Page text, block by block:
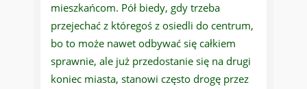
mieszkańcom. Pół biedy, gdy trzeba
przejechać z któregoś z osiedli do centrum,
bo to może nawet odbywać się całkiem
sprawnie, ale już przedostanie się na drugi
koniec miasta, stanowi często drogę przez